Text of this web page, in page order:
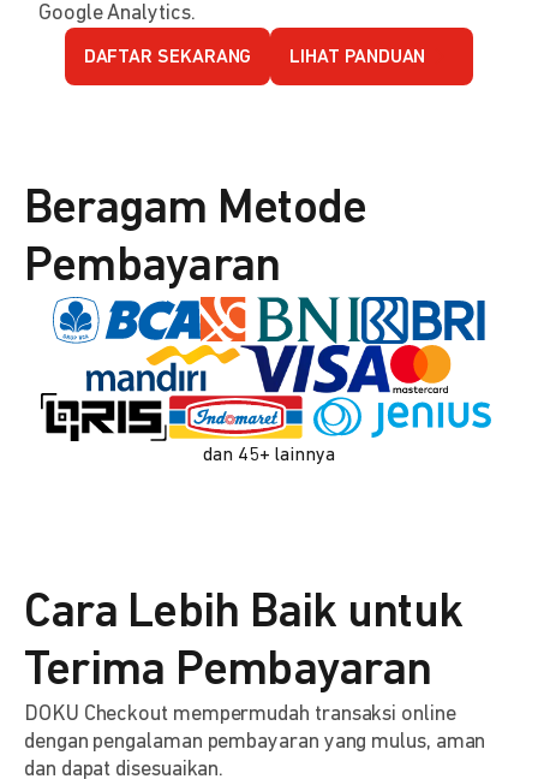
Google Analytics.
DAFTAR SEKARANG LIHAT PANDUAN
Beragam Metode
Pembayaran
dan 45+ lainnya
Cara Lebih Baik untuk
Terima Pembayaran
DOKU Checkout mempermudah transaksi online
dengan pengalaman pembayaran yang mulus, aman
dan dapat disesuaikan.